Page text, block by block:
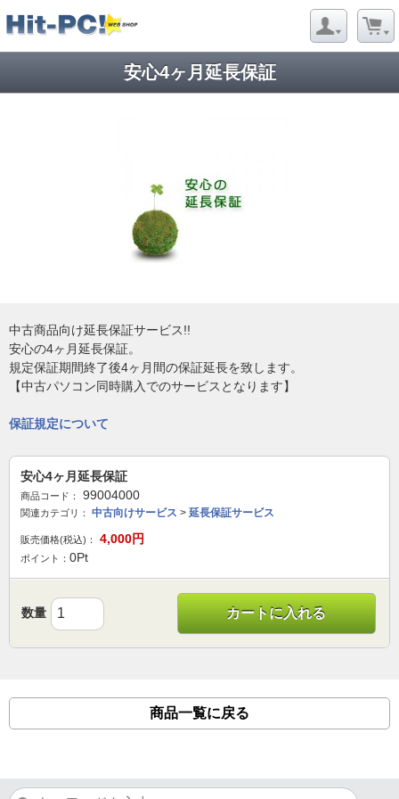
安心4ヶ月延長保証
中古商品向け延長保証サービス!!
安心の4ヶ月延長保証。
規定保証期間終了後4ヶ月間の保証延長を致します。
【中古パソコン同時購入でのサービスとなります】
保証規定について
安心4ヶ月延長保証
商品コード： 99004000
関連カテゴリ： 中古向けサービス > 延長保証サービス
販売価格(税込)： 4,000円
ポイント： 0Pt
数量 カートに入れる
商品一覧に戻る